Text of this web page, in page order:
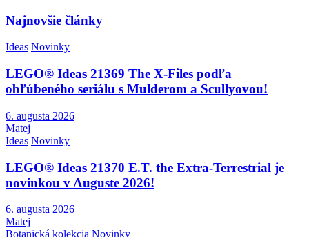
Najnovšie články
Ideas Novinky
LEGO® Ideas 21369 The X-Files podľa
obľúbeného seriálu s Mulderom a Scullyovou!
6. augusta 2026
Matej
Ideas Novinky
LEGO® Ideas 21370 E.T. the Extra-Terrestrial je
novinkou v Auguste 2026!
6. augusta 2026
Matej
Botanická kolekcia Novinky